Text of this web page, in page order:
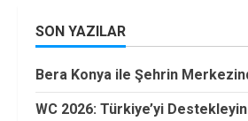
SON YAZILAR
Bera Konya ile Şehrin
WC 2026: Türkiye’yi